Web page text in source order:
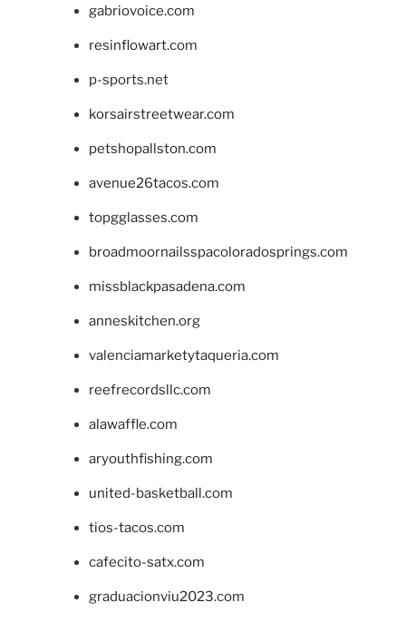
gabriovoice.com
resinflowart.com
p-sports.net
korsairstreetwear.com
petshopallston.com
avenue26tacos.com
topgglasses.com
broadmoornailsspacoloradosprings.com
missblackpasadena.com
anneskitchen.org
valenciamarketytaqueria.com
reefrecordsllc.com
alawaffle.com
aryouthfishing.com
united-basketball.com
tios-tacos.com
cafecito-satx.com
graduacionviu2023.com